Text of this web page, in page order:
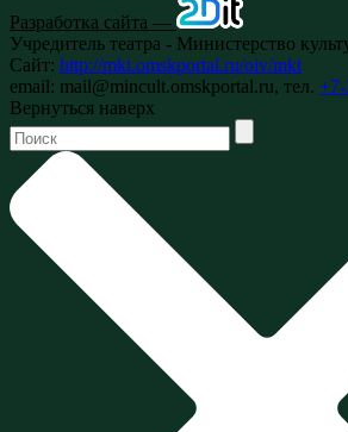
Разработка сайта —
Учредитель театра - Министерство
Сайт: http://mkt.omskportal.ru/oiv/mkt
email: mail@mincult.omskportal.ru, тел.
Вернуться наверх